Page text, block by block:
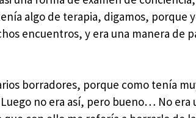
algo de terapia, digamos, porque
encuentros, y era una manera de
borradores, porque como tenía
no era así, pero bueno… No